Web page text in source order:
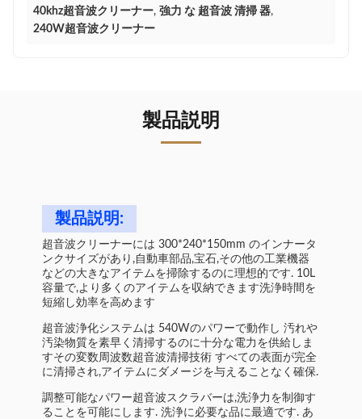
40khz超音波クリーナー, 強力 な 超音波 清掃 器,
240W超音波クリーナー
製品説明
製品説明:
超音波クリーナーには 300*240*150mm のインナータ
ンクサイズがあり,自動車部品,宝石,その他の工業機器
などの大きなアイテムを掃除するのに理想的です. 10L
容量で,より多くのアイテムを収納できます洗浄時間を
短縮し効率を高めます
超音波浄化システムは 540Wのパワーで動作し 汚れや
汚染物質を素早く清掃するのに十分な電力を供給しま
すその変数周波数超音波清掃技術 すべての表面が完全
に清掃され,アイテムにダメージを与えることなく確保.
調整可能なパワー超音波スクラバーは,洗浄力を制御す
ることを可能にします. 洗浄に必要な品に最適です. あ